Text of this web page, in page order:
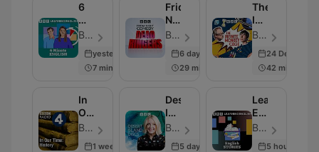
6
Minute
English
BBC Radio - 에피소드 335
yesterday
7 min
Friday
Night
Comedy
from
BBC
Radio
BBC Radio 4 - 에피소드 259
6 days ago
29 min
The
Infinite
Monkey
Cage
BBC Radio 4 - 에피소드 239
24 Dec 2025
42 min
In
Our
Time:
History
BBC Radio 4 - 에피소드 230
1 week ago
Desert
Island
Discs
BBC Radio 4 - 에피소드 2000
5 days ago
Learning
English
Stories
BBC Radio - 에피소드 281
5 hours ago